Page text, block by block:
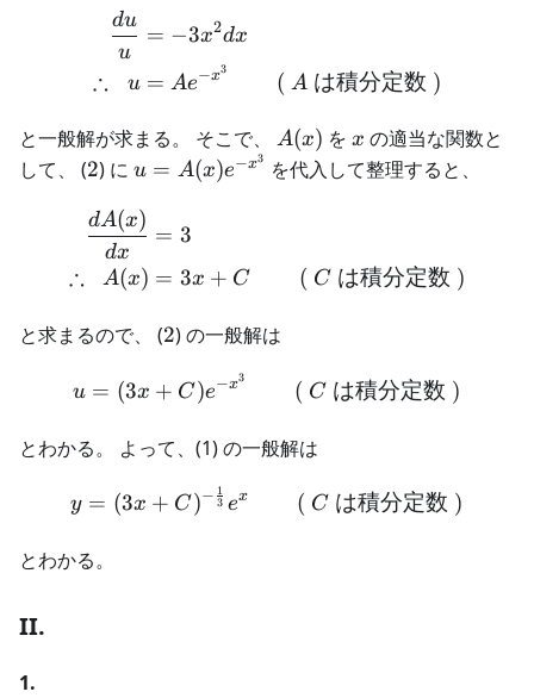
u
du
∴ u
= −3x2dx
= Ae−x3 (A は積分定数 )
と一般解が求まる。 そこで、 A(x)
A(x) を x
x の適当な関数と
して、 (2
2) に u=A(x)e^{-
u = A(x)e−x3
を代入して整理すると、
dx
dA(x)
∴ A(x)
= 3
= 3x + C ( C は積分定数 )
と求まるので、 (2
2) の一般解は
\begin{aligned} u &=
u = (3x + C)e−x3 ( C は積分定数 )
とわかる。 よって、(1) の一般解は
\begin{aligned} y &=
y = (3x + C)− 3
1
ex ( C は積分定数 )
とわかる。
II.
1.